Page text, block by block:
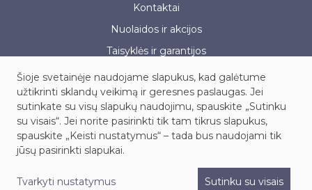
Kontaktai
Nuolaidos ir akcijos
Taisyklės ir garantijos
UAB „Fotoservisas“, į.k. 121886091
Kauno g. 45, LT-03203, Vilnius
Tel.: +370 614 99604, el. paštas: info@fotoservisas.lt
© 1993-2026 UAB „Fotoservisas“
Privatumo politika
Šioje svetainėje naudojame slapukus, kad galėtume
užtikrinti sklandų veikimą ir geresnes paslaugas. Jei
sutinkate su visų slapukų naudojimu, spauskite „Sutinku
su visais“. Jei norite pasirinkti tik tam tikrus slapukus,
spauskite „Keisti nustatymus“ – tada bus naudojami tik
jūsų pasirinkti slapukai.
Tvarkyti nustatymus Sutinku su visais